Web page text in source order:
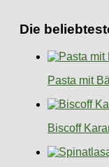
Die
Pasta mit
Biscoff